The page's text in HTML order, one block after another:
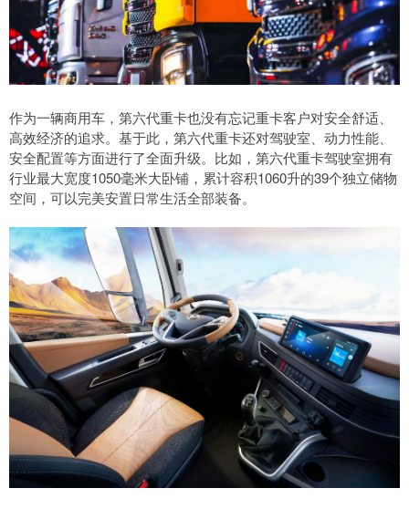
作为一辆商用车，第六代重卡也没有忘记重卡客户对安全舒适、
高效经济的追求。基于此，第六代重卡还对驾驶室、动力性能、
安全配置等方面进行了全面升级。比如，第六代重卡驾驶室拥有
行业最大宽度1050毫米大卧铺，累计容积1060升的39个独立储物
空间，可以完美安置日常生活全部装备。